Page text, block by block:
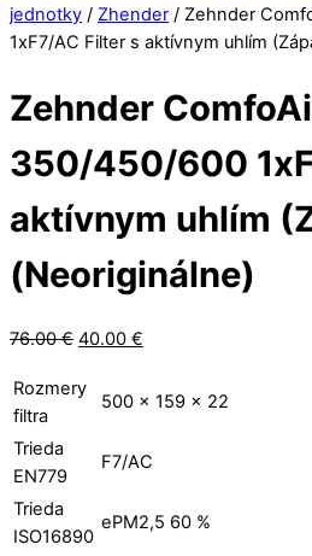
jednotky / Zhender / Zehnder
1xF7/AC Filter s aktívnym uhlím
Zehnder
350/450/600
aktívnym uhlím
(Neoriginálne)
76.00€ Pôvodná
bola:
40.00 €
je:
Rozmery
filtra
500 x 159 x 22
Trieda
EN779
F7/AC
Trieda
ISO16890
ePM2,5 60 %